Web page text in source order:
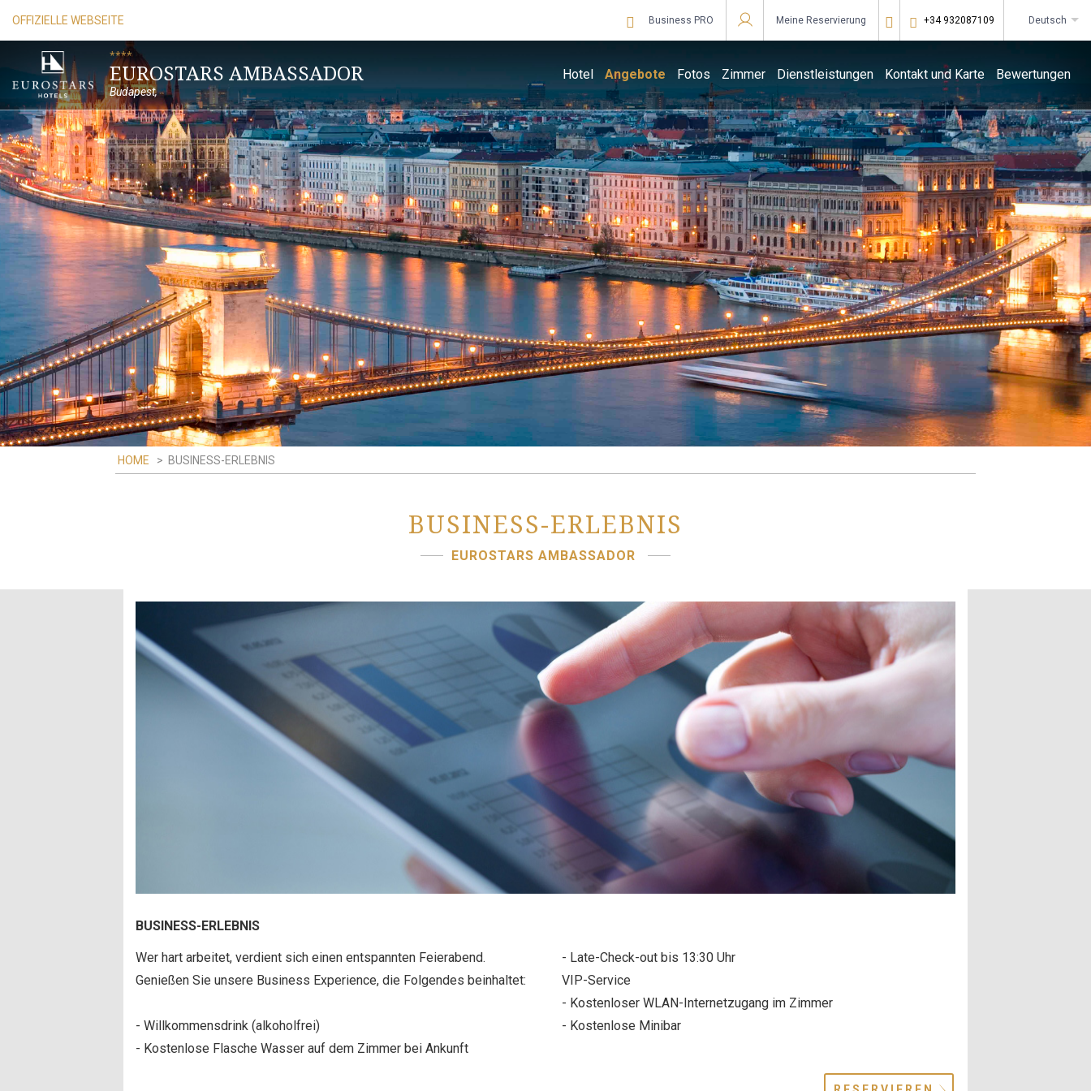
OFFIZIELLE WEBSEITE
Business PRO
Meine Reservierung +34 932087109 deutsch
****
EUROSTARS AMBASSADOR
Budapest,
Hotel Angebote Fotos Zimmer Dienstleistungen Kontakt und Karte Bewertungen
HOME > BUSINESS-ERLEBNIS
BUSINESS-ERLEBNIS
EUROSTARS AMBASSADOR
BUSINESS-ERLEBNIS
Wer hart arbeitet, verdient sich einen entspannten Feierabend.
Genießen Sie unsere Business Experience, die Folgendes beinhaltet:
- Willkommensdrink (alkoholfrei)
- Kostenlose Flasche Wasser auf dem Zimmer bei Ankunft
- Late-Check-out bis 13:30 Uhr
VIP-Service
- Kostenloser WLAN-Internetzugang im Zimmer
- Kostenlose Minibar